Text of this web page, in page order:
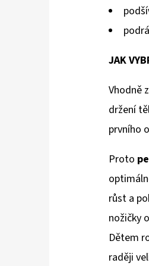
JAK
Vhodně
držení
prvního
Proto
růst a
nožičky
Dětem
raději